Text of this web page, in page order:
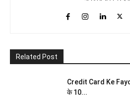
Related Post
Credit Card Ke
के 10...